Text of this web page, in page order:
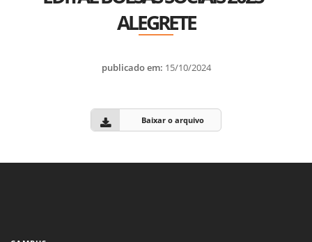
ALEGRETE
publicado em: 15/10/2024
Baixar o arquivo